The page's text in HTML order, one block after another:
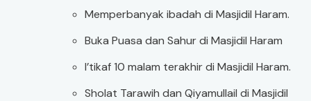
Memperbanyak ibadah di Masjidil Haram.
Buka Puasa dan Sahur di Masjidil Haram
I’tikaf 10 malam terakhir di Masjidil Haram.
Sholat Tarawih dan Qiyamullail di Masjidil